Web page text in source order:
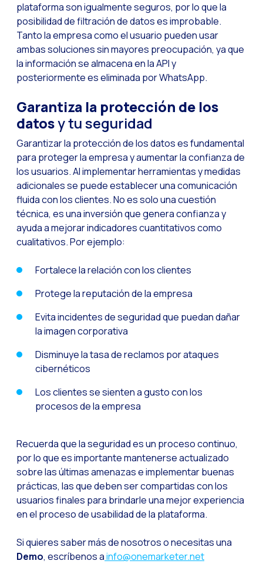
Bots, IA y ReCarting
Optimiza la atención
WhatsApp Flows:
Optimizando las
Ampliando
Trazabilidad de
Adelantarse a las
Notificaciones
Reach & Engage +
Social CX: La
Somos Business
Aumentando la
¡Prueba Gratuita!
plataforma son igualmente seguros, por lo que la
posibilidad de filtración de datos es improbable.
Tanto la empresa como el usuario pueden usar
ambas soluciones sin mayores preocupación, ya que
la información se almacena en la API y
posteriormente es eliminada por WhatsApp.
Garantiza la protección de los
datosy tu seguridad
Garantizar la protección de los datos es fundamental
para proteger la empresa y aumentar la confianza de
los usuarios. Al implementar herramientas y medidas
adicionales se puede establecer una comunicación
fluida con los clientes. No es solo una cuestión
técnica, es una inversión que genera confianza y
ayuda a mejorar indicadores cuantitativos como
cualitativos. Por ejemplo:
Fortalece la relación con los clientes
Protege la reputación de la empresa
Evita incidentes de seguridad que puedan dañar
la imagen corporativa
Disminuye la tasa de reclamos por ataques
cibernéticos
Los clientes se sienten a gusto con los
procesos de la empresa
Recuerda que la seguridad es un proceso continuo,
por lo que es importante mantenerse actualizado
sobre las últimas amenazas e implementar buenas
prácticas, las que deben ser compartidas con los
usuarios finales para brindarle una mejor experiencia
en el proceso de usabilidad de la plataforma.
Si quieres saber más de nosotros o necesitas una
Demo, escríbenos ainfo@onemarketer.net